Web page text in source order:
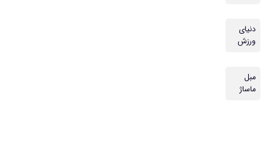
دنیای
ورزش
مبل
ماساژ